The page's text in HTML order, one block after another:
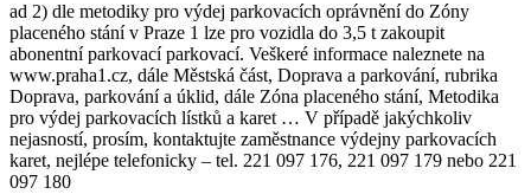
ad 2) dle metodiky pro výdej parkovacích oprávnění do Zóny
placeného stání v Praze 1 lze pro vozidla do 3,5 t zakoupit
abonentní parkovací parkovací. Veškeré informace naleznete na
www.praha1.cz, dále Městská část, Doprava a parkování, rubrika
Doprava, parkování a úklid, dále Zóna placeného stání, Metodika
pro výdej parkovacích lístků a karet … V případě jakýchkoliv
nejasností, prosím, kontaktujte zaměstnance výdejny parkovacích
karet, nejlépe telefonicky – tel. 221 097 176, 221 097 179 nebo 221
097 180